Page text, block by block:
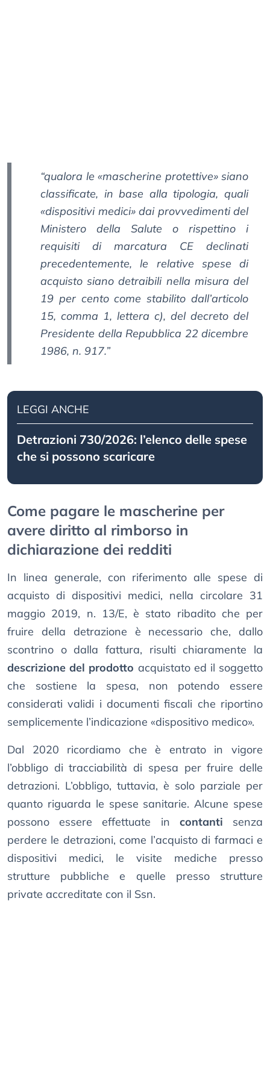
“qualora le «mascherine protettive» siano
classificate, in base alla tipologia, quali
«dispositivi medici» dai provvedimenti del
Ministero della Salute o rispettino i
requisiti di marcatura CE declinati
precedentemente, le relative spese di
acquisto siano detraibili nella misura del
19 per cento come stabilito dall’articolo
15, comma 1, lettera c), del decreto del
Presidente della Repubblica 22 dicembre
1986, n. 917.”
LEGGI ANCHE
Detrazioni 730/2026: l’elenco delle spese
che si possono scaricare
Come pagare le mascherine per
avere diritto al rimborso in
dichiarazione dei redditi
In linea generale, con riferimento alle spese di
acquisto di dispositivi medici, nella circolare 31
maggio 2019, n. 13/E, è stato ribadito che per
fruire della detrazione è necessario che, dallo
scontrino o dalla fattura, risulti chiaramente la
descrizione del prodotto acquistato ed il soggetto
che sostiene la spesa, non potendo essere
considerati validi i documenti fiscali che riportino
semplicemente l’indicazione «dispositivo medico».
Dal 2020 ricordiamo che è entrato in vigore
l’obbligo di tracciabilità di spesa per fruire delle
detrazioni. L’obbligo, tuttavia, è solo parziale per
quanto riguarda le spese sanitarie. Alcune spese
possono essere effettuate in contanti senza
perdere le detrazioni, come l’acquisto di farmaci e
dispositivi medici, le visite mediche presso
strutture pubbliche e quelle presso strutture
private accreditate con il Ssn.